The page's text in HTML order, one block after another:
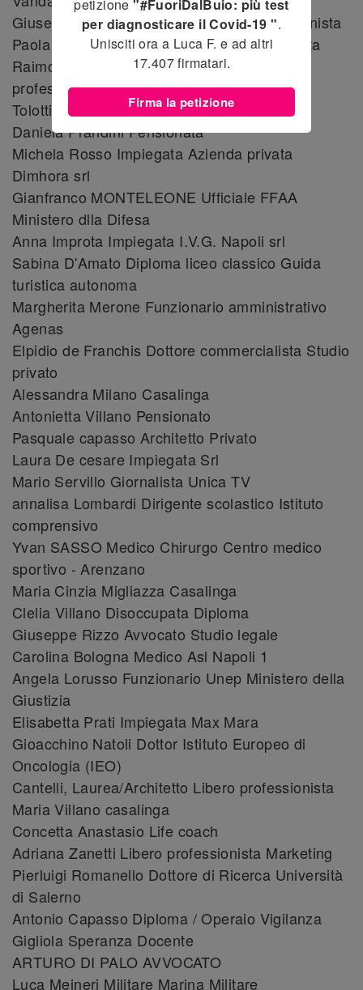
Giuseppe Ceceri, Avvocato Libero professionista
Paola Minaccioni Attrice Libera professionista
Raimondo d'Aquino Avvocato Libero
professionista
Tolotti Funzionario Enel
Daniela Prandini Pensionata
Michela Rosso Impiegata Azienda privata
Dimhora srl
Gianfranco MONTELEONE Ufficiale FFAA
Ministero dlla Difesa
Anna Improta Impiegata I.V.G. Napoli srl
Sabina D'Amato Diploma liceo classico Guida
turistica autonoma
Margherita Merone Funzionario amministrativo
Agenas
Elpidio de Franchis Dottore commercialista Studio
privato
Alessandra Milano Casalinga
Antonietta Villano Pensionato
Pasquale capasso Architetto Privato
Laura De cesare Impiegata Srl
Mario Servillo Giornalista Unica TV
annalisa Lombardi Dirigente scolastico Istituto
comprensivo
Yvan SASSO Medico Chirurgo Centro medico
sportivo - Arenzano
Maria Cinzia Migliazza Casalinga
Clelia Villano Disoccupata Diploma
Giuseppe Rizzo Avvocato Studio legale
Carolina Bologna Medico Asl Napoli 1
Angela Lorusso Funzionario Unep Ministero della
Giustizia
Elisabetta Prati Impiegata Max Mara
Gioacchino Natoli Dottor Istituto Europeo di
Oncologia (IEO)
Cantelli, Laurea/Architetto Libero professionista
Maria Villano casalinga
Concetta Anastasio Life coach
Adriana Zanetti Libero professionista Marketing
Pierluigi Romanello Dottore di Ricerca Università
di Salerno
Antonio Capasso Diploma / Operaio Vigilanza
Gigliola Speranza Docente
ARTURO DI PALO AVVOCATO
Luca Meineri Militare Marina Militare
petizione"#FuoriDalBuio: più test
per diagnosticare il Covid-19 ".
Unisciti ora a Luca F. e ad altri
17.407firmatari.
Firma la petizione